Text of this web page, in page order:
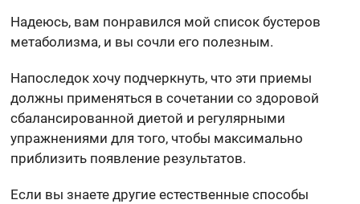
Надеюсь, вам понравился мой список бустеров
метаболизма, и вы сочли его полезным.
Напоследок хочу подчеркнуть, что эти приемы
должны применяться в сочетании со здоровой
сбалансированной диетой и регулярными
упражнениями для того, чтобы максимально
приблизить появление результатов.
Если вы знаете другие естественные способы